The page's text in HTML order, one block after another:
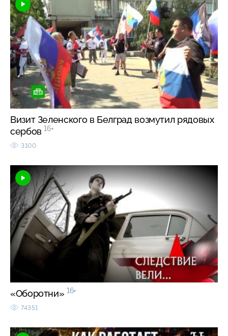
Визит Зеленского в Белград возмутил рядовых
сербов 16+
3100
«Оборотни» 16+
74351